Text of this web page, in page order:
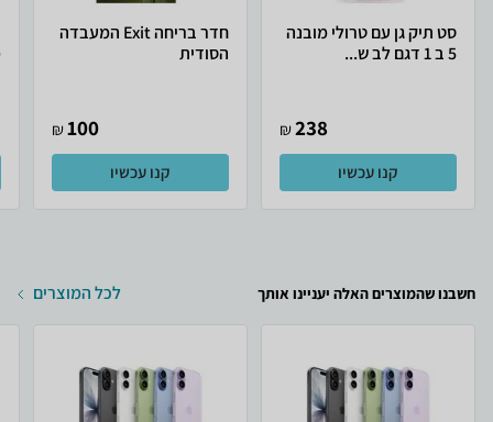
סט תיק גן עם טרולי מובנה
5 ב 1 דגם לב ש...
238
₪
קנו עכשיו
חדר בריחה Exit המעבדה
הסודית
100
₪
קנו עכשיו
חשבנו שהמוצרים האלה יעניינו אותך לכל המוצרים